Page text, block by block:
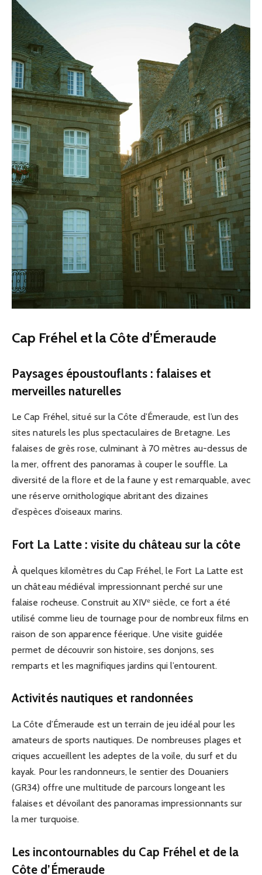
Cap Fréhel et la Côte d’Émeraude
Paysages époustouflants : falaises et
merveilles naturelles
Le Cap Fréhel, situé sur la Côte d’Émeraude, est l’un des
sites naturels les plus spectaculaires de Bretagne. Les
falaises de grès rose, culminant à 70 mètres au-dessus de
la mer, offrent des panoramas à couper le souffle. La
diversité de la flore et de la faune y est remarquable, avec
une réserve ornithologique abritant des dizaines
d’espèces d’oiseaux marins.
Fort La Latte : visite du château sur la côte
À quelques kilomètres du Cap Fréhel, le Fort La Latte est
un château médiéval impressionnant perché sur une
falaise rocheuse. Construit au XIVᵉ siècle, ce fort a été
utilisé comme lieu de tournage pour de nombreux films en
raison de son apparence féerique. Une visite guidée
permet de découvrir son histoire, ses donjons, ses
remparts et les magnifiques jardins qui l’entourent.
Activités nautiques et randonnées
La Côte d’Émeraude est un terrain de jeu idéal pour les
amateurs de sports nautiques. De nombreuses plages et
criques accueillent les adeptes de la voile, du surf et du
kayak. Pour les randonneurs, le sentier des Douaniers
(GR34) offre une multitude de parcours longeant les
falaises et dévoilant des panoramas impressionnants sur
la mer turquoise.
Les incontournables du Cap Fréhel et de la
Côte d’Émeraude